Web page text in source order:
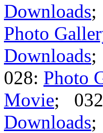
Downloads;
Photo
Downloads;
028: Photo
Movie;
Downloads;